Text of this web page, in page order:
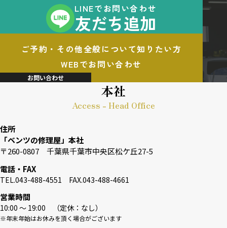
LINEでお問い合わせ
友だち追加
ご予約・その他全般について知りたい方
WEBでお問い合わせ
お問い合わせ
本社
Access - Head Office
住所
「ベンツの修理屋」本社
〒260-0807 千葉県千葉市中央区松ケ丘27-5
電話・FAX
TEL.043-488-4551 FAX.043-488-4661
営業時間
10:00 〜 19:00 （定休：なし）
※年末年始はお休みを頂く場合がございます